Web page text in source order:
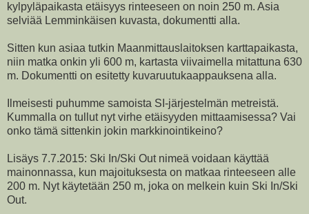
kylpyläpaikasta etäisyys rinteeseen on noin 250 m. Asia
selviää Lemminkäisen kuvasta, dokumentti alla.
Sitten kun asiaa tutkin Maanmittauslaitoksen karttapaikasta,
niin matka onkin yli 600 m, kartasta viivaimella mitattuna 630
m. Dokumentti on esitetty kuvaruutukaappauksena alla.
Ilmeisesti puhumme samoista SI-järjestelmän metreistä.
Kummalla on tullut nyt virhe etäisyyden mittaamisessa? Vai
onko tämä sittenkin jokin markkinointikeino?
Lisäys 7.7.2015: Ski In/Ski Out nimeä voidaan käyttää
mainonnassa, kun majoituksesta on matkaa rinteeseen alle
200 m. Nyt käytetään 250 m, joka on melkein kuin Ski In/Ski
Out.